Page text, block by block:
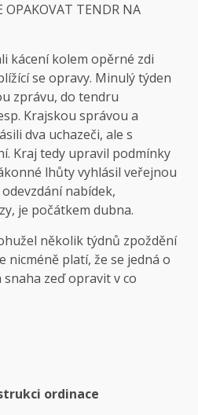
OPAKOVAT TENDR NA
kácení kolem opěrné zdi
se opravy. Minulý týden
zprávu, do tendru
Krajskou správou a
dva uchazeči, ale s
Kraj tedy upravil podmínky
lhůty vyhlásil veřejnou
nabídek,
je počátkem dubna.
několik týdnů zpoždění
nicméně platí, že se jedná o
zeď opravit v co
ordinace